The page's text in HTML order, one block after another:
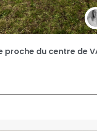
du centre de